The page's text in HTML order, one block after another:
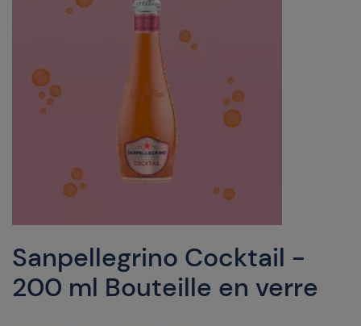
Sanpellegrino Cocktail -
200 ml Bouteille en verre